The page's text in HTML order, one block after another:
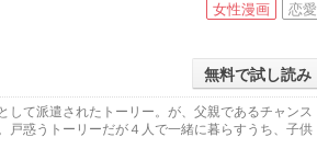
女性漫画 恋愛
無料で試し読み
て派遣されたトーリー。が、父親であるチャンス
戸惑うトーリーだが４人で一緒に暮らすうち、子供